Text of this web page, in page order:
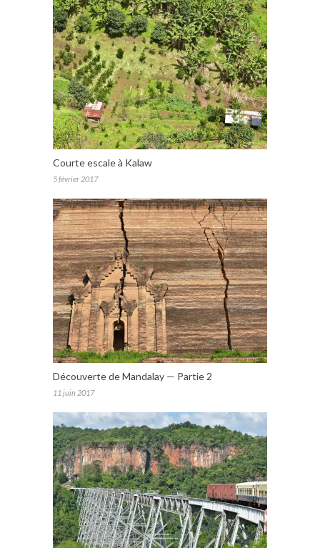
Courte escale à Kalaw
5 février 2017
Découverte de Mandalay — Partie 2
11 juin 2017